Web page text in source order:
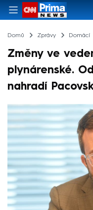
Domů Zprávy Domácí
Změny ve
plynárenské.
nahradí